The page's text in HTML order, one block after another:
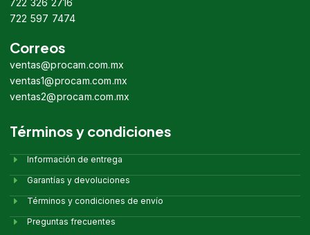
722 326 2716
722 597 7474
Correos
ventas@procam.com.mx
ventas1@procam.com.mx
ventas2@procam.com.mx
Términos y condiciones
Información de entrega
Garantías y devoluciones
Términos y condiciones de envío
Preguntas frecuentes